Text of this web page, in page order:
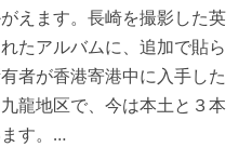
えます。長崎を撮影した英
たアルバムに、追加で貼ら
者が香港寄港中に入手した
龍地区で、今は本土と３本
す。…